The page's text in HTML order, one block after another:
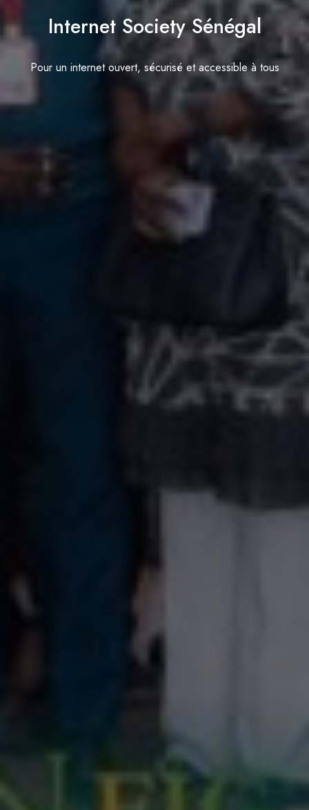
Internet Society Sénégal
Pour un internet ouvert, sécurisé et accessible à tous